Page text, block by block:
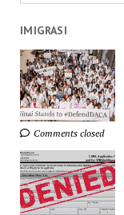
IMIGRASI
Comments closed